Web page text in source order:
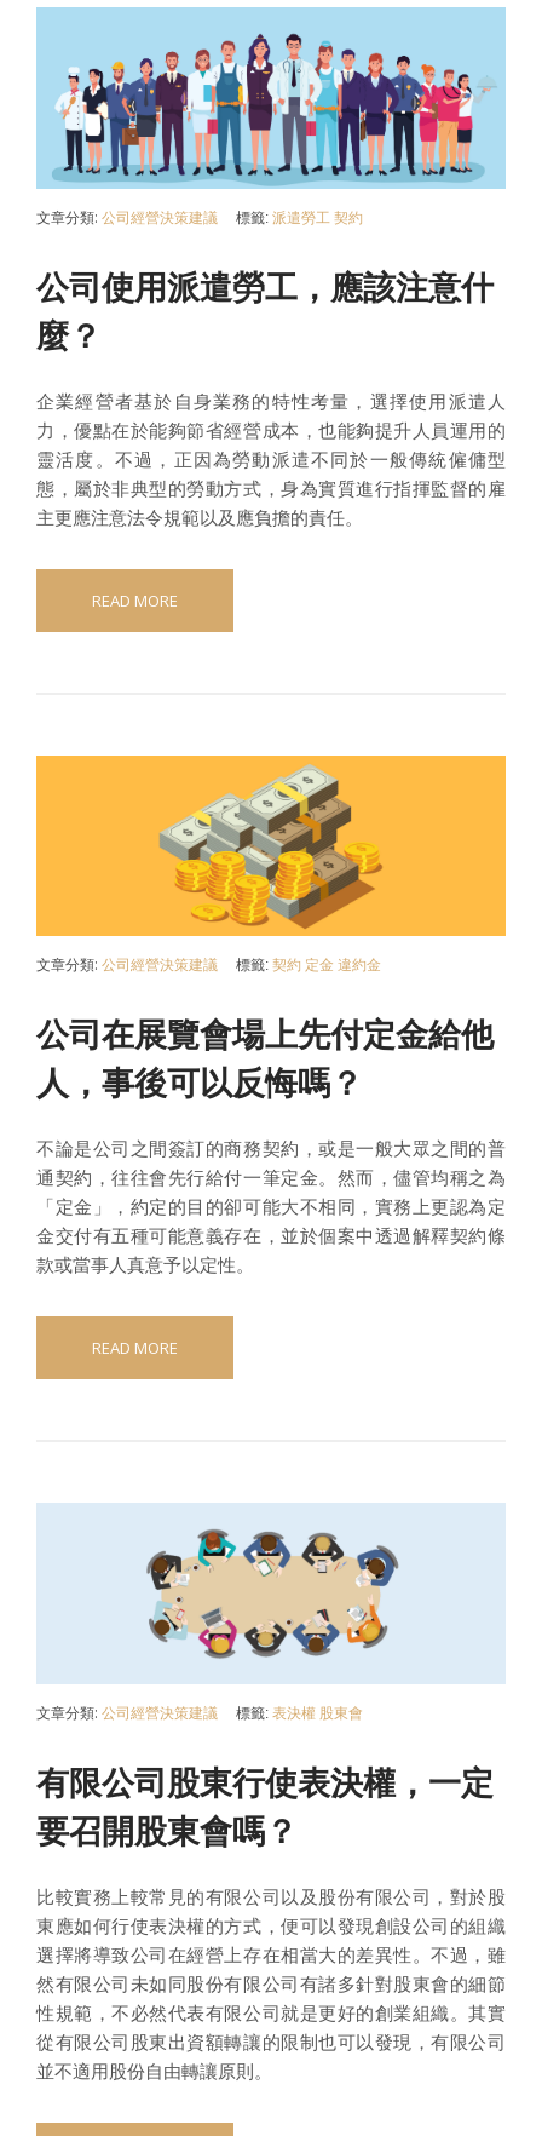
文章分類: 公司經營決策建議 標籤: 派遣勞工 契約
公司使用派遣勞工，應該注意什
麼？
企業經營者基於自身業務的特性考量，選擇使用派遣人
力，優點在於能夠節省經營成本，也能夠提升人員運用的
靈活度。不過，正因為勞動派遣不同於一般傳統僱傭型
態，屬於非典型的勞動方式，身為實質進行指揮監督的雇
主更應注意法令規範以及應負擔的責任。
READ MORE
文章分類: 公司經營決策建議 標籤: 契約 定金 違約金
公司在展覽會場上先付定金給他
人，事後可以反悔嗎？
不論是公司之間簽訂的商務契約，或是一般大眾之間的普
通契約，往往會先行給付一筆定金。然而，儘管均稱之為
「定金」，約定的目的卻可能大不相同，實務上更認為定
金交付有五種可能意義存在，並於個案中透過解釋契約條
款或當事人真意予以定性。
READ MORE
文章分類: 公司經營決策建議 標籤: 表決權 股東會
有限公司股東行使表決權，一定
要召開股東會嗎？
比較實務上較常見的有限公司以及股份有限公司，對於股
東應如何行使表決權的方式，便可以發現創設公司的組織
選擇將導致公司在經營上存在相當大的差異性。不過，雖
然有限公司未如同股份有限公司有諸多針對股東會的細節
性規範，不必然代表有限公司就是更好的創業組織。其實
從有限公司股東出資額轉讓的限制也可以發現，有限公司
並不適用股份自由轉讓原則。